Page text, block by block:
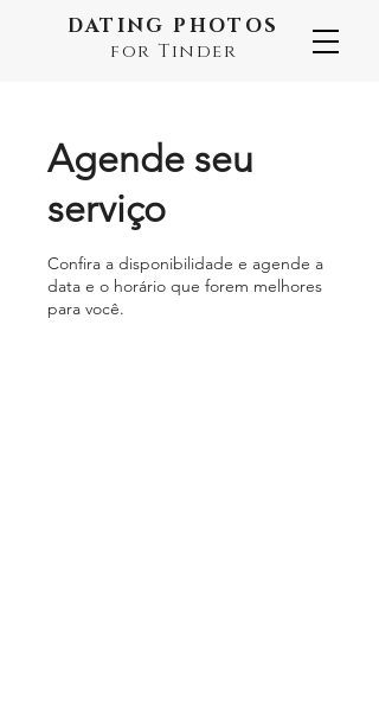
DATING PHOTOS
for Tinder
Agende seu
serviço
Confira a disponibilidade e agende a
data e o horário que forem melhores
para você.